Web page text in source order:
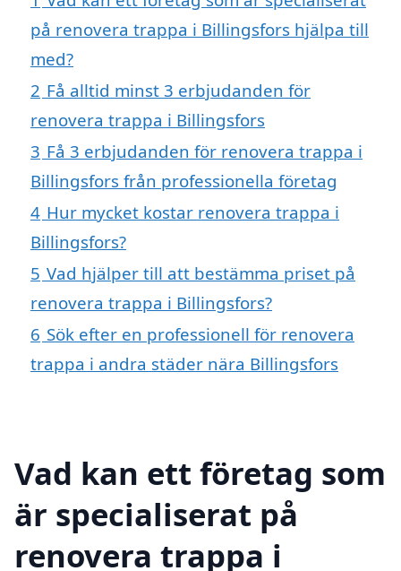
på renovera trappa i Billingsfors hjälpa till
med?
2 Få alltid minst 3 erbjudanden för
renovera trappa i Billingsfors
3 Få 3 erbjudanden för renovera trappa i
Billingsfors från professionella företag
4 Hur mycket kostar renovera trappa i
Billingsfors?
5 Vad hjälper till att bestämma priset på
renovera trappa i Billingsfors?
6 Sök efter en professionell för renovera
trappa i andra städer nära Billingsfors
Vad kan ett företag som
är specialiserat på
renovera trappa i